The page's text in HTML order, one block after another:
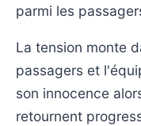
parmi les
La tension monte
passagers et
son innocence
retournent